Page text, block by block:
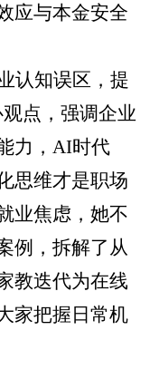
应与本金安全
认知误区，提
点，强调企业
力，AI时代
思维才是职场
业焦虑，她不
例，拆解了从
教迭代为在线
家把握日常机